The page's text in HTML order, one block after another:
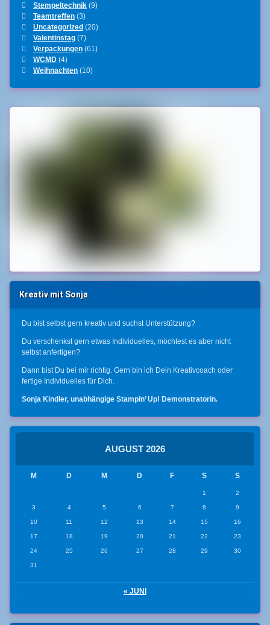
Stempeltechnik(9)
Teamtreffen(3)
Uncategorized (20)
Valentinstag(7)
Verpackungen(61)
WCMD(4)
Weihnachten(10)
Kreativ mit Sonja
Du bist selbst gern kreativ und suchst Unterstützung?
Du verschenkst gern etwas Individuelles, möchtest es aber nicht
selbst anfertigen?
Dann bist Du bei mir richtig. Gern bin ich Dein Kreativcoach oder
fertige Individuelles für Dich.
Sonja Kindler, unabhängige Stampin’ Up! Demonstratorin.
AUGUST 2026
M D M D F S S
1 2
3 4 5 6 7 8 9
10 11 12 13 14 15 16
17 18 19 20 21 22 23
24 25 26 27 28 29 30
31
« JUNI